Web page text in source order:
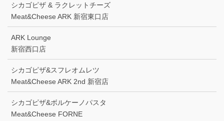
シカゴピザ & ラクレットチーズ
Meat&Cheese ARK 新宿東口店
ARK Lounge
新宿西口店
シカゴピザ&スフレオムレツ
Meat&Cheese ARK 2nd 新宿店
シカゴピザ&ボルケーノパスタ
Meat&Cheese FORNE